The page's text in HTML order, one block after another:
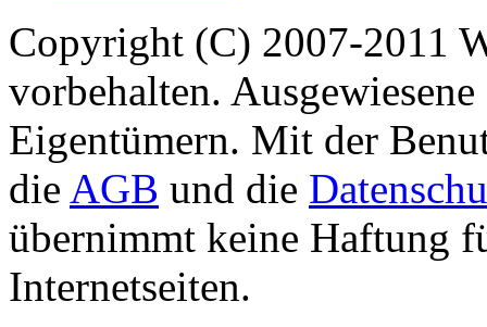
Copyright (C) 2007-2011
vorbehalten.
Eigentümern. Mit der
die AGB und die
übernimmt keine Haftung
Internetseiten.